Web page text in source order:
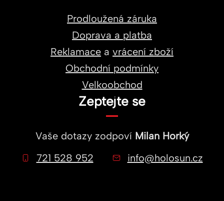
Prodloužená záruka
Doprava a platba
Reklamace a vrácení zboží
Obchodní podmínky
Velkoobchod
Zeptejte se
Vaše dotazy zodpoví Milan Horký
721 528 952
info@holosun.cz